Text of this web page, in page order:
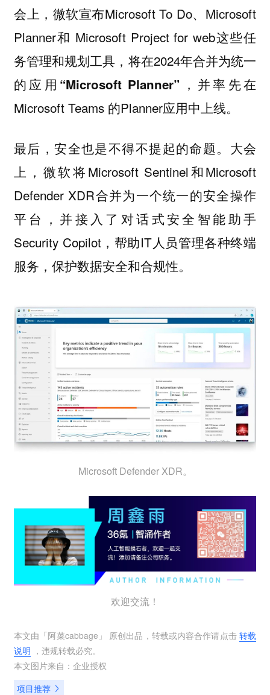
会上，微软宣布Microsoft To Do、Microsoft
Planner和 Microsoft Project for web这些任
务管理和规划工具，将在2024年合并为统一
的应用 “Microsoft Planner” ，并率先在
Microsoft Teams 的Planner应用中上线。
最后，安全也是不得不提起的命题。大会
上，微软将Microsoft Sentinel和Microsoft
Defender XDR合并为一个统一的安全操作
平台，并接入了对话式安全智能助手
Security Copilot，帮助IT人员管理各种终端
服务，保护数据安全和合规性。
Microsoft Defender XDR。
欢迎交流！
本文由「阿菜cabbage 」 原创出品，转载或内容合作请点击 转载
说明 ，违规转载必究。
本文图片来自： 企业授权
项目推荐